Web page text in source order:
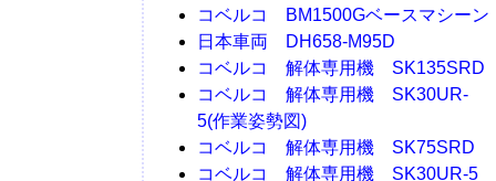
コベルコ BM1500Gベースマシーン
日本車両 DH658-M95D
コベルコ 解体専用機 SK135SRD
コベルコ 解体専用機 SK30UR-
5(作業姿勢図)
コベルコ 解体専用機 SK75SRD
コベルコ 解体専用機 SK30UR-5